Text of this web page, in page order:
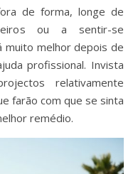
ou a sentir-se
muito melhor depois de
profissional. Invista
relativamente
farão com que se sinta
remédio.